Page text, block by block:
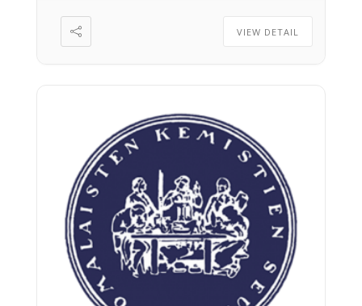
(University of Canterbury, NZ) Secretary […]
VIEW DETAIL